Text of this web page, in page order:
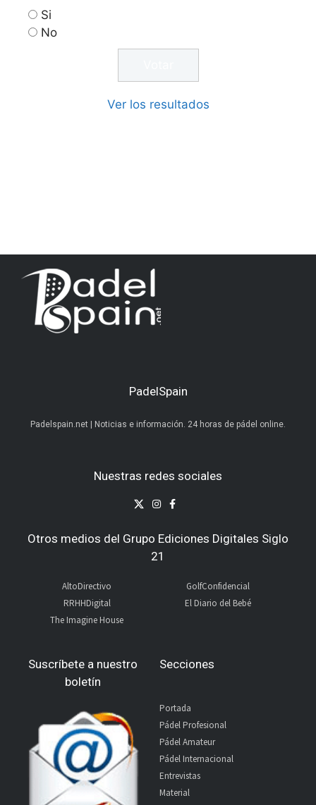
Si
No
Ver los resultados
PadelSpain
Padelspain.net | Noticias e información. 24 horas de pádel online.
Nuestras redes sociales
Otros medios del Grupo Ediciones Digitales Siglo
21
AltoDirectivo
RRHHDigital
The Imagine House
GolfConfidencial
El Diario del Bebé
Suscríbete a nuestro
boletín
Secciones
Portada
Pádel Profesional
Pádel Amateur
Pádel Internacional
Entrevistas
Material